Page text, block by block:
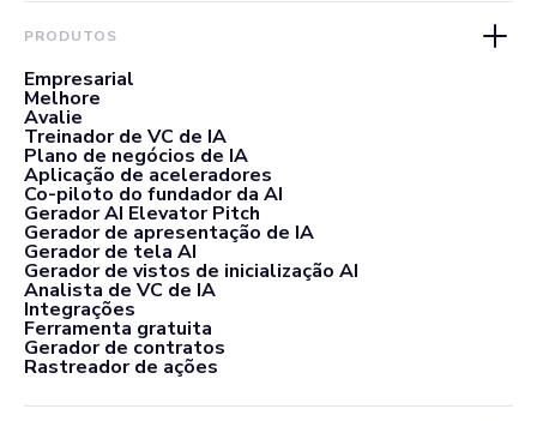
PRODUTOS
Empresarial
Melhore
Avalie
Treinador de VC de IA
Plano de negócios de IA
Aplicação de aceleradores
Co-piloto do fundador da AI
Gerador AI Elevator Pitch
Gerador de apresentação de IA
Gerador de tela AI
Gerador de vistos de inicialização AI
Analista de VC de IA
Integrações
Ferramenta gratuita
Gerador de contratos
Rastreador de ações